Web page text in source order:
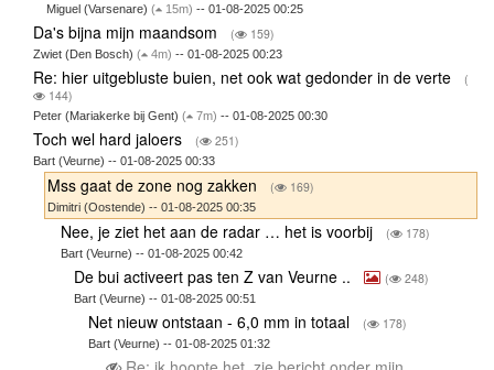
Miguel (Varsenare)( 15m) -- 01-08-2025 00:25
Da's bijna mijn maandsom ( 159)
Zwiet (Den Bosch) ( 4m) -- 01-08-2025 00:23
Re: hier uitgebluste buien, net ook wat gedonder in de verte
(
144)
Peter (Mariakerke bij Gent) ( 7m) -- 01-08-2025 00:30
Toch wel hard jaloers ( 251)
Bart (Veurne) -- 01-08-2025 00:33
Mss gaat de zone nog zakken ( 169)
Dimitri (Oostende) -- 01-08-2025 00:35
Nee, je ziet het aan de radar … het is voorbij ( 178)
Bart (Veurne) -- 01-08-2025 00:42
De bui activeert pas ten Z van Veurne .. ( 248)
Bart (Veurne) -- 01-08-2025 00:51
Net nieuw ontstaan - 6,0 mm in totaal ( 178)
Bart (Veurne) -- 01-08-2025 01:32